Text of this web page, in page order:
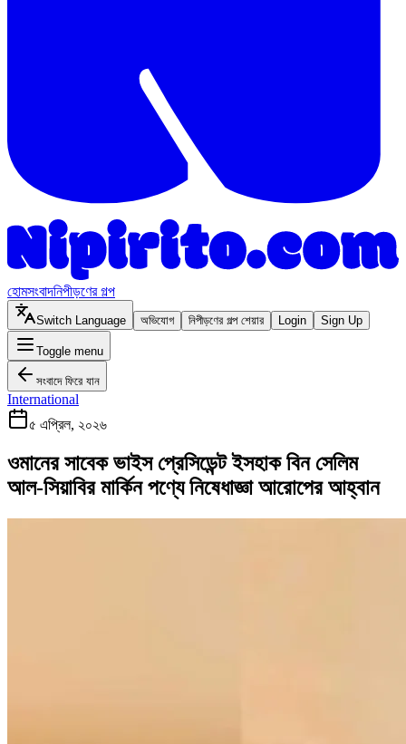
হোমসংবাদনিপীড়ণের গল্প
Switch Language অভিযোগ নিপীড়ণের গল্প শেয়ার Login Sign Up
Toggle menu
সংবাদে ফিরে যান
International
৫ এপ্রিল, ২০২৬
ওমানের সাবেক ভাইস প্রেসিডেন্ট ইসহাক বিন সেলিম
আল-সিয়াবির মার্কিন পণ্যে নিষেধাজ্ঞা আরোপের আহ্বান